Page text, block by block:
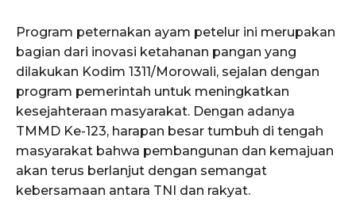
Program peternakan ayam petelur ini merupakan
bagian dari inovasi ketahanan pangan yang
dilakukan Kodim 1311/Morowali, sejalan dengan
program pemerintah untuk meningkatkan
kesejahteraan masyarakat. Dengan adanya
TMMD Ke-123, harapan besar tumbuh di tengah
masyarakat bahwa pembangunan dan kemajuan
akan terus berlanjut dengan semangat
kebersamaan antara TNI dan rakyat.